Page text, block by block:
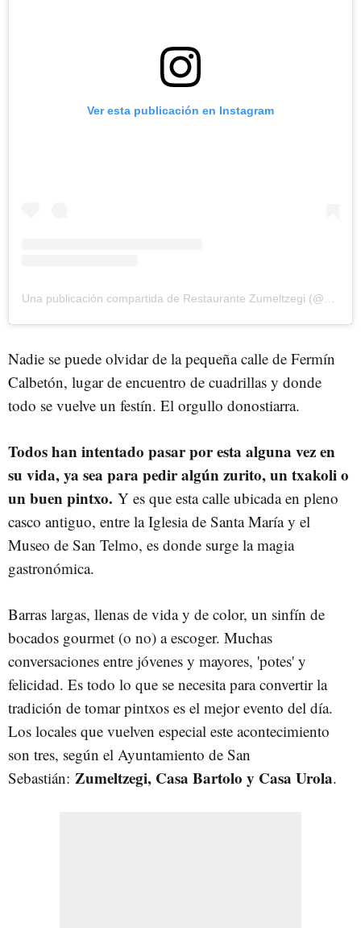
Ver esta publicación en Instagram
Nadie se puede olvidar de la pequeña calle de Fermín
Calbetón, lugar de encuentro de cuadrillas y donde
todo se vuelve un festín. El orgullo donostiarra.
Todos han intentado pasar por esta alguna vez en
su vida, ya sea para pedir algún zurito, un txakoli o
un buen pintxo. Y es que esta calle ubicada en pleno
casco antiguo, entre la Iglesia de Santa María y el
Museo de San Telmo, es donde surge la magia
gastronómica.
Barras largas, llenas de vida y de color, un sinfín de
bocados gourmet (o no) a escoger. Muchas
conversaciones entre jóvenes y mayores, 'potes' y
felicidad. Es todo lo que se necesita para convertir la
tradición de tomar pintxos es el mejor evento del día.
Los locales que vuelven especial este acontecimiento
son tres, según el Ayuntamiento de San
Sebastián: Zumeltzegi, Casa Bartolo y Casa Urola.